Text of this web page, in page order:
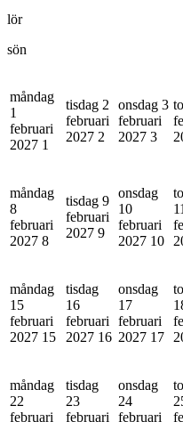
lör
sön
måndag
1
februari
2027 1
tisdag 2
februari
2027 2
onsdag 3
februari
2027 3
måndag
8
februari
2027 8
tisdag 9
februari
2027 9
onsdag
10
februari
2027 10
11
måndag
15
februari
2027 15
tisdag
16
februari
2027 16
onsdag
17
februari
2027 17
måndag
22
februari
tisdag
23
februari
onsdag
24
februari